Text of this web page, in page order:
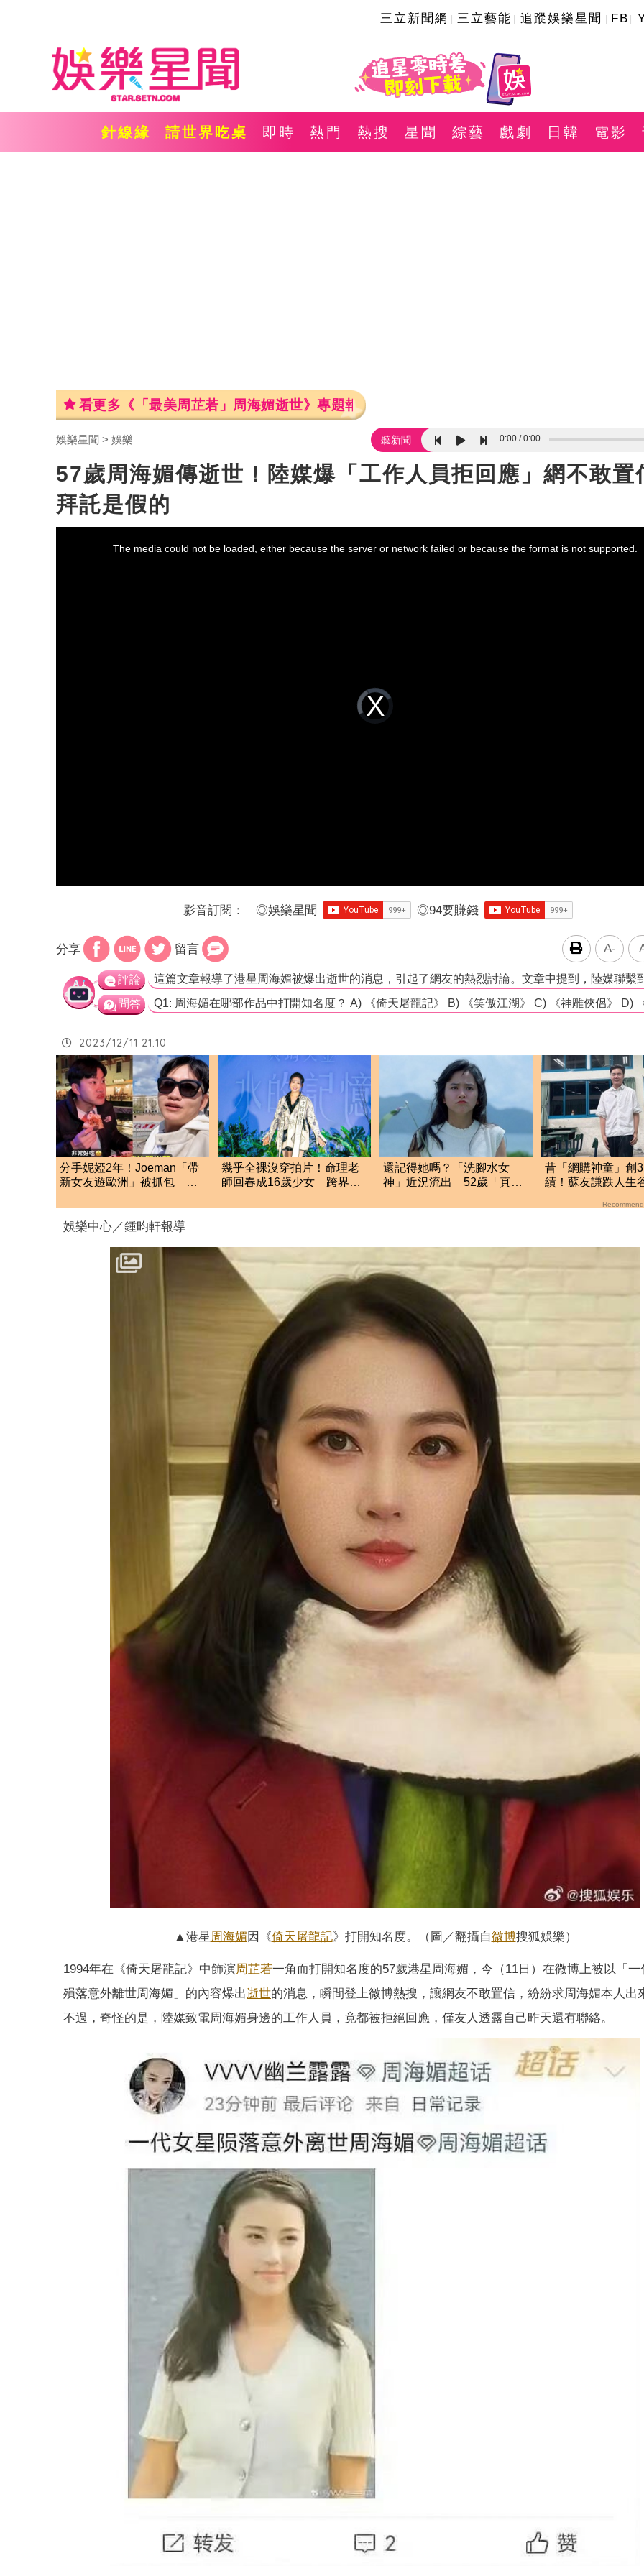
三立新聞網 三立藝能 追蹤娛樂星聞 FB
針線緣 請世界吃桌 即時 熱門 熱搜 星聞 綜藝 戲劇 日韓 電影
看更多《「最美周芷若」周海媚逝世》專題報導
娛樂星聞 娛樂 聽新聞 0:00 0:00
57歲周海媚傳逝世！陸媒爆「工作人員拒回應」網不敢置
拜託是假的
Video
Player
is
loading.
The media could not be loaded, either because the server or network failed or because the format is not supported.
影音訂閱： ◎娛樂星聞 ◎94要賺錢
分享 留言 A-
評論
問答
2023/12/11 21:10
分手妮婭2年！Joeman「帶
新女友遊歐洲」被抓包 阿
幾乎全裸沒穿拍片！命理老
師回春成16歲少女 跨界飆
還記得她嗎？「洗腳水女
神」近況流出 52歲「真實
昔「網購神童」創
績！蘇友謙跌人
娛樂中心／鍾昀軒報導
▲港星 周海媚因《倚天屠龍記》打開知名度。（圖／翻攝自微博搜狐娛樂）
1994年在《倚天屠龍記》中飾演周芷若一角而打開知名度的57歲港星周海媚，今（11日）在微博上被以「一
殞落意外離世周海媚」的內容爆出逝世的消息，瞬間登上微博熱搜，讓網友不敢置信，紛紛求周海媚本人出
不過，奇怪的是，陸媒致電周海媚身邊的工作人員，竟都被拒絕回應，僅友人透露自己昨天還有聯絡。